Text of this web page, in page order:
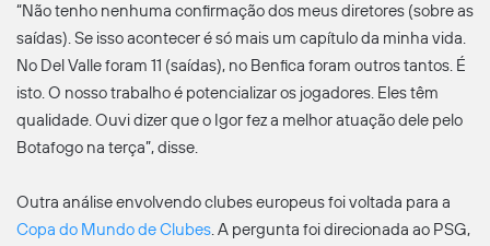
“Não tenho nenhuma confirmação dos meus diretores (sobre as
saídas). Se isso acontecer é só mais um capítulo da minha vida.
No Del Valle foram 11 (saídas), no Benfica foram outros tantos. É
isto. O nosso trabalho é potencializar os jogadores. Eles têm
qualidade. Ouvi dizer que o Igor fez a melhor atuação dele pelo
Botafogo na terça”, disse.
Outra análise envolvendo clubes europeus foi voltada para a
Copa do Mundo de Clubes. A pergunta foi direcionada ao PSG,